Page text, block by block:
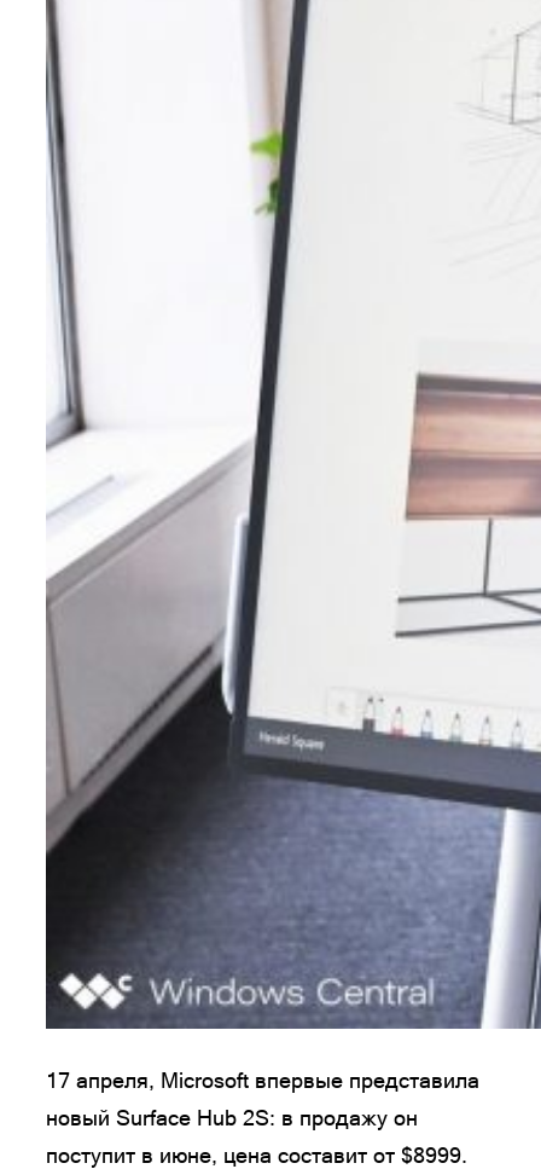
17 апреля, Microsoft впервые представила
новый Surface Hub 2S: в продажу он
поступит в июне, цена составит от $8999.